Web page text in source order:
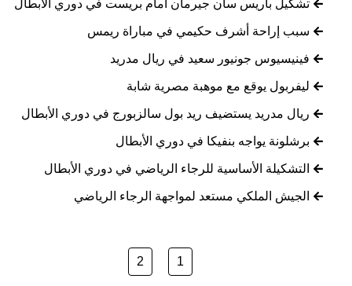
تشكيل باريس سان جيرمان أمام بريست في دوري الأبطال
سبب إراحة أشرف حكيمي في مباراة ريمس
فينيسيوس جونيور سعيد في ريال مدريد
ليفربول يوقع مع موهبة مصرية شابة
ريال مدريد يستضيف ريد بول سالزبورج في دوري الأبطال
برشلونة يواجه بنفيكا في دوري الأبطال
التشكيلة الأساسية للرجاء الرياضي في دوري الأبطال
الجيش الملكي مستعد لمواجهة الرجاء الرياضي
1
2